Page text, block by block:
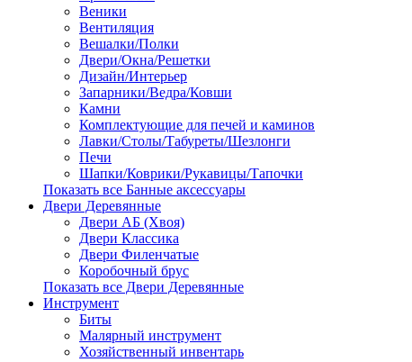
Веники
Вентиляция
Вешалки/Полки
Двери/Окна/Решетки
Дизайн/Интерьер
Запарники/Ведра/Ковши
Камни
Комплектующие для печей и каминов
Лавки/Столы/Табуреты/Шезлонги
Печи
Шапки/Коврики/Рукавицы/Тапочки
Показать все Банные аксессуары
Двери Деревянные
Двери АБ (Хвоя)
Двери Классика
Двери Филенчатые
Коробочный брус
Показать все Двери Деревянные
Инструмент
Биты
Малярный инструмент
Хозяйственный инвентарь